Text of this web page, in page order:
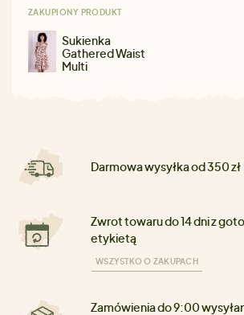
ZAKUPIONY PRODUKT
Sukienka
Gathered Waist
Multi
Darmowa wysyłka od 350 zł
Zwrot towaru do 14 dni z
etykietą
WSZYSTKO O ZAKUPACH
Zamówienia do 9:00